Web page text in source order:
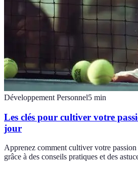
Développement Personnel5 min
Les clés pour cultiver votre
jour
Apprenez comment cultiver votre
grâce à des conseils pratiques et des